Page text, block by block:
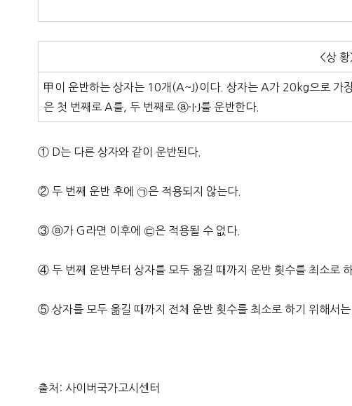
<상 황
甲이 운반하는 상자는 10개(A~J)이다. 상자는 A가 20kg으로 가
은 첫 번째로 A를, 두 번째로 ⓐ·I·J를 운반한다.
① D는 다른 상자와 같이 운반된다.
② 두 번째 운반 후에 ㉠은 적용되지 않는다.
③ ⓐ가 G라면 이후에 ㉢은 적용될 수 없다.
④ 두 번째 운반부터 상자를 모두 옮길 때까지 운반 횟수를 최소로
⑤ 상자를 모두 옮길 때까지 전체 운반 횟수를 최소로 하기 위해서
출처: 사이버국가고시센터